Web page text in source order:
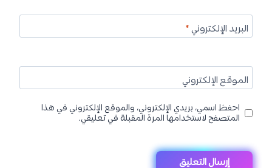
البريد الإلكتروني*
الموقع الإلكتروني
احفظ اسمي، بريدي الإلكتروني، والموقع الإلكتروني في هذا
المتصفح لاستخدامها المرة المقبلة في تعليقي.